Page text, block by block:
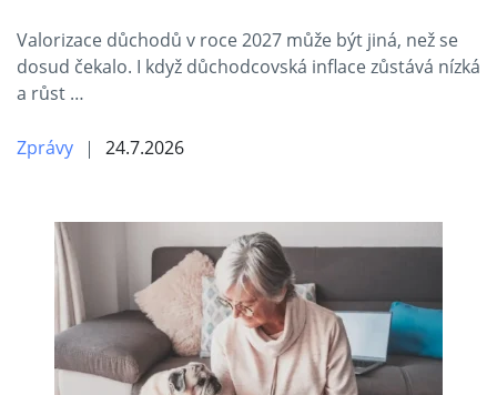
Valorizace důchodů v roce 2027 může být jiná, než se
dosud čekalo. I když důchodcovská inflace zůstává nízká
a růst …
Zprávy 24.7.2026